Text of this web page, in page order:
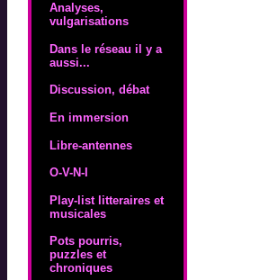
Analyses,
vulgarisations
Dans le réseau il y a
aussi...
Discussion, débat
En immersion
Libre-antennes
O-V-N-I
Play-list litteraires et
musicales
Pots pourris,
puzzles et
chroniques